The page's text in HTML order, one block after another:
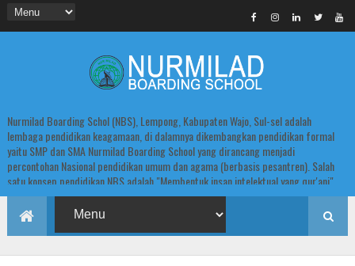
Nurmilad Boarding Schol (NBS), Lempong, Kabupaten Wajo, Sul-sel adalah
lembaga pendidikan keagamaan, di dalamnya dikembangkan pendidikan formal
yaitu SMP dan SMA Nurmilad Boarding School yang dirancang menjadi
percontohan Nasional pendidikan umum dan agama (berbasis pesantren). Salah
satu konsep pendidikan NBS adalah "Membentuk insan intelektual yang qur'ani".